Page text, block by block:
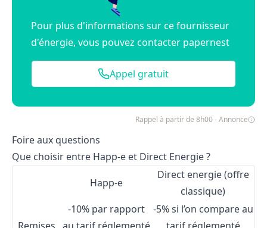
Pour plus d'informations sur ce fournisseur
d'énergie, vous pouvez contacter papernest
Appel gratuit
Rappel à partir de 8h00 - Annonce
Foire aux questions
Que choisir entre Happ-e et Direct Energie ?
Happ-e
Direct energie (offre
classique)
-10% par rapport
-5% si l’on compare au